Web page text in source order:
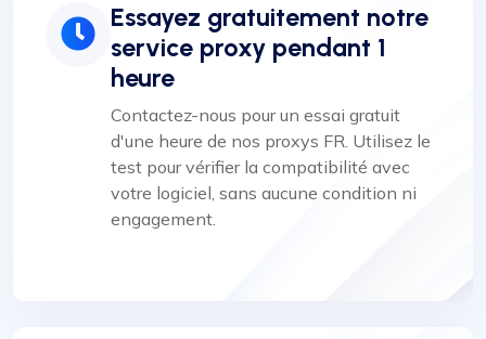
Essayez gratuitement notre
service proxy pendant 1
heure
Contactez-nous pour un essai gratuit
d'une heure de nos proxys FR. Utilisez le
test pour vérifier la compatibilité avec
votre logiciel, sans aucune condition ni
engagement.